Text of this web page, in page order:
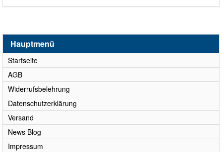
Hauptmenü
Startseite
AGB
Widerrufsbelehrung
Datenschutzerklärung
Versand
News Blog
Impressum